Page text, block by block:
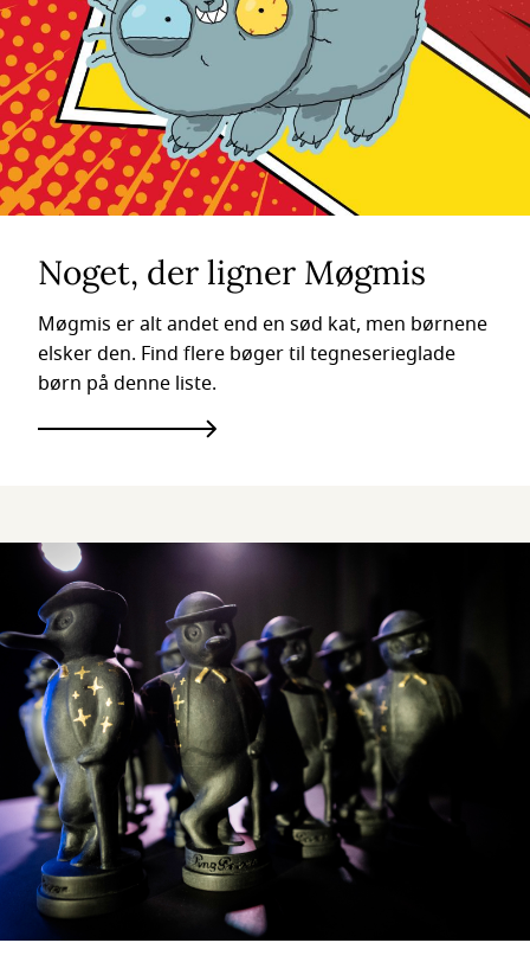
Noget, der ligner Møgmis
Møgmis er alt andet end en sød kat, men børnene
elsker den. Find flere bøger til tegneserieglade
børn på denne liste.